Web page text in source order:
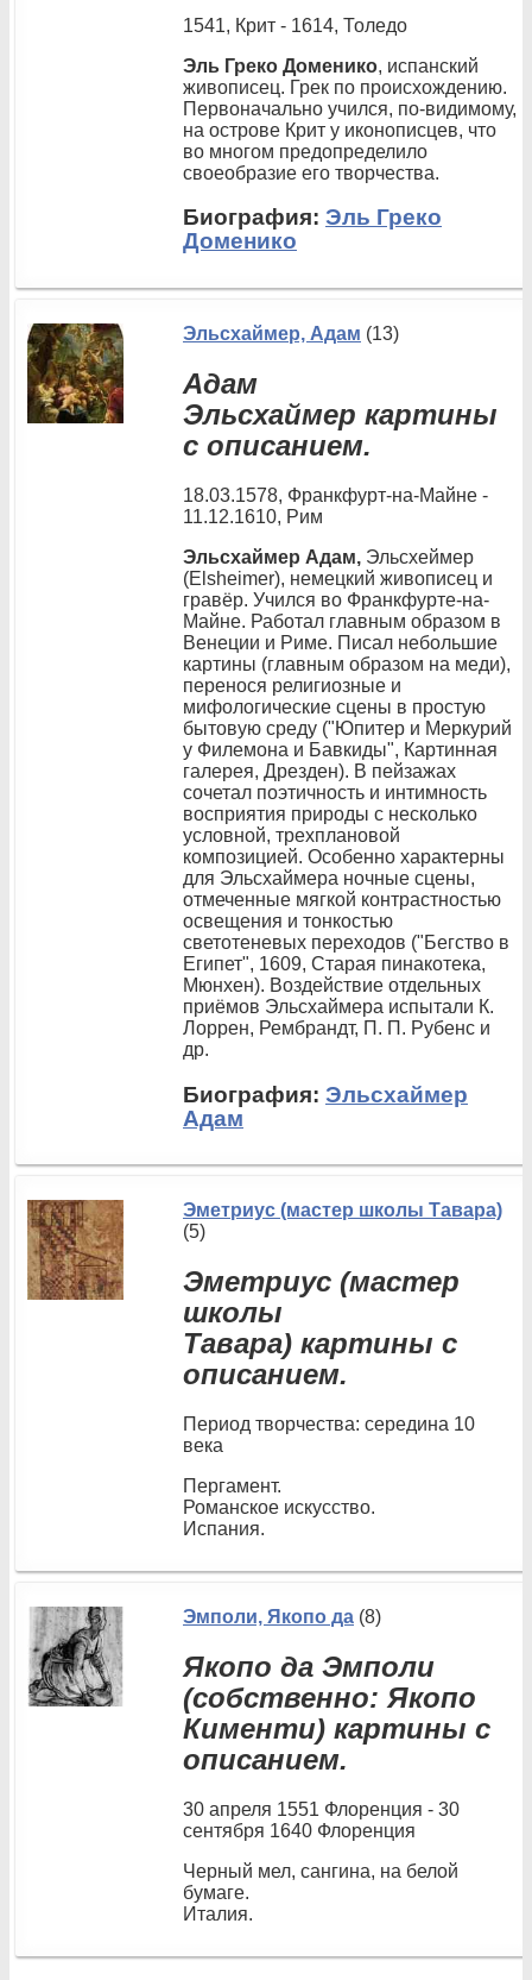
1541, Крит - 1614, Толедо
Эль Греко Доменико, испанский
живописец. Грек по происхождению.
Первоначально учился, по-видимому,
на острове Крит у иконописцев, что
во многом предопределило
своеобразие его творчества.
Биография: Эль Греко
Доменико
Эльсхаймер, Адам (13)
Адам
Эльсхаймер картины
с описанием.
18.03.1578, Франкфурт-на-Майне -
11.12.1610, Рим
Эльсхаймер Адам, Эльсхеймер
(Elsheimer), немецкий живописец и
гравёр. Учился во Франкфурте-на-
Майне. Работал главным образом в
Венеции и Риме. Писал небольшие
картины (главным образом на меди),
перенося религиозные и
мифологические сцены в простую
бытовую среду ("Юпитер и Меркурий
у Филемона и Бавкиды", Картинная
галерея, Дрезден). В пейзажах
сочетал поэтичность и интимность
восприятия природы с несколько
условной, трехплановой
композицией. Особенно характерны
для Эльсхаймера ночные сцены,
отмеченные мягкой контрастностью
освещения и тонкостью
светотеневых переходов ("Бегство в
Египет", 1609, Старая пинакотека,
Мюнхен). Воздействие отдельных
приёмов Эльсхаймера испытали К.
Лоррен, Рембрандт, П. П. Рубенс и
др.
Биография: Эльсхаймер
Адам
Эметриус (мастер школы Тавара)
(5)
Эметриус (мастер
школы
Тавара) картины с
описанием.
Период творчества: середина 10
века
Пергамент.
Романское искусство.
Испания.
Эмполи, Якопо да (8)
Якопо да Эмполи
(собственно: Якопо
Кименти) картины с
описанием.
30 апреля 1551 Флоренция - 30
сентября 1640 Флоренция
Черный мел, сангина, на белой
бумаге.
Италия.